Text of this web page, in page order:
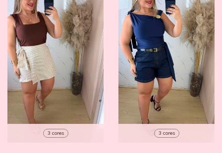
3 cores 3 cores